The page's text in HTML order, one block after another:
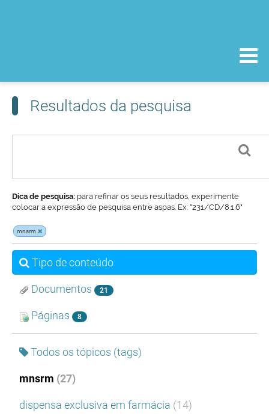
Resultados da pesquisa
Dica de pesquisa: para refinar os seus resultados, experimente
colocar a expressão de pesquisa entre aspas. Ex: "231/CD/8.1.6"
mnsrm
Tipo de conteúdo
Documentos 21
Páginas 8
Todos os tópicos (tags)
mnsrm (27)
dispensa exclusiva em farmácia (14)